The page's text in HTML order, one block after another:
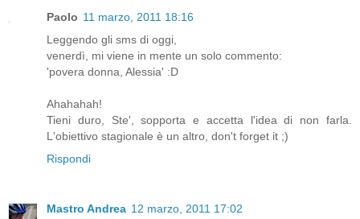
Paolo 11 marzo, 2011 18:16
Leggendo gli sms di oggi,
venerdì, mi viene in mente un solo commento:
'povera donna, Alessia' :D
Ahahahah!
Tieni duro, Ste', sopporta e accetta l'idea di non farla.
L'obiettivo stagionale è un altro, don't forget it ;)
Rispondi
Mastro Andrea 12 marzo, 2011 17:02